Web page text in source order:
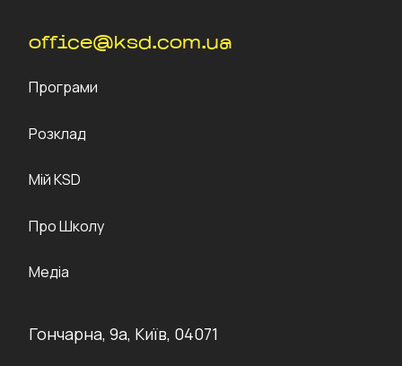
office@ksd.com.ua
Програми
Розклад
Мій KSD
Про Школу
Медіа
Гончарна, 9а, Київ, 04071